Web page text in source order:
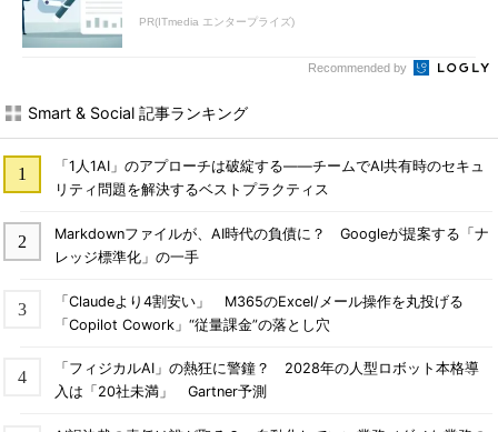
PR(ITmedia エンタープライズ)
Recommended by
Smart & Social 記事ランキング
「1人1AI」のアプローチは破綻する――チームでAI共有時のセキュ
リティ問題を解決するベストプラクティス
Markdownファイルが、AI時代の負債に？ Googleが提案する「ナ
レッジ標準化」の一手
「Claudeより4割安い」 M365のExcel/メール操作を丸投げる
「Copilot Cowork」“従量課金”の落とし穴
「フィジカルAI」の熱狂に警鐘？ 2028年の人型ロボット本格導
入は「20社未満」 Gartner予測